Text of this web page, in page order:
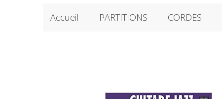
Accueil PARTITIONS CORDES